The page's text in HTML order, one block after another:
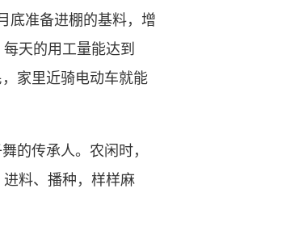
底准备进棚的基料，增
天的用工量能达到
家里近骑电动车就能
的传承人。农闲时，
料、播种，样样麻